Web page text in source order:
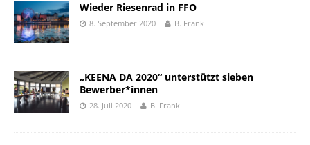
Wieder Riesenrad in FFO
8. September 2020 B. Frank
„KEENA DA 2020“ unterstützt sieben
Bewerber*innen
28. Juli 2020 B. Frank